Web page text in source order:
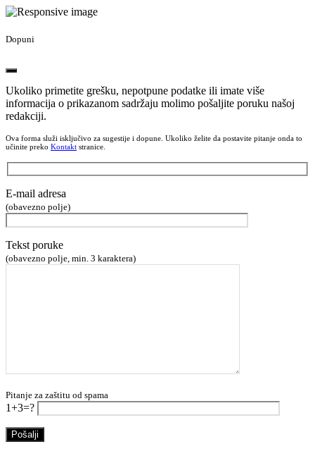
Dopuni
Ukoliko primetite grešku, nepotpune podatke ili imate više
informacija o prikazanom sadržaju molimo pošaljite poruku našoj
redakciji.
Ova forma služi isključivo za sugestije i dopune. Ukoliko želite da postavite pitanje onda to
učinite preko Kontakt stranice.
E-mail adresa
(obavezno polje)
Tekst poruke
(obavezno polje, min. 3 karaktera)
Pitanje za zaštitu od spama
1+3=?